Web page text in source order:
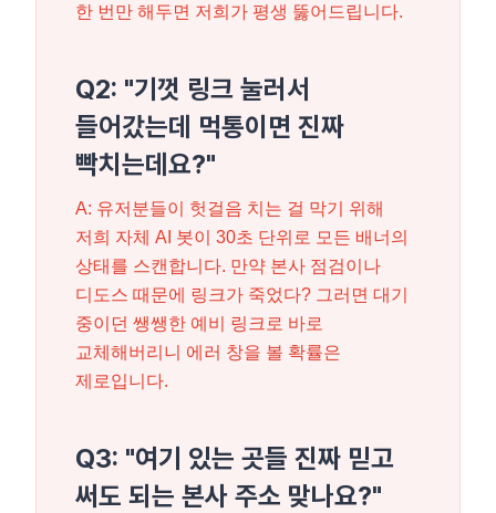
한 번만 해두면 저희가 평생 뚫어드립니다.
Q2: "기껏 링크 눌러서
들어갔는데 먹통이면 진짜
빡치는데요?"
A: 유저분들이 헛걸음 치는 걸 막기 위해
저희 자체 AI 봇이 30초 단위로 모든 배너의
상태를 스캔합니다. 만약 본사 점검이나
디도스 때문에 링크가 죽었다? 그러면 대기
중이던 쌩쌩한 예비 링크로 바로
교체해버리니 에러 창을 볼 확률은
제로입니다.
Q3: "여기 있는 곳들 진짜 믿고
써도 되는 본사 주소 맞나요?"